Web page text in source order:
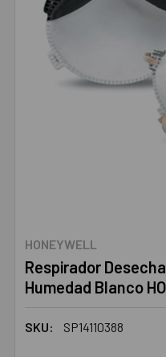
HONEYWELL
Respirador
Humedad Blanco
SKU: SP14110388